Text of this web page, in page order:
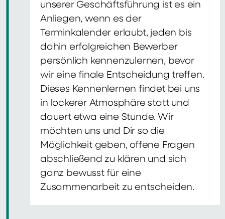
unserer Geschäftsführung ist es ein
Anliegen, wenn es der
Terminkalender erlaubt, jeden bis
dahin erfolgreichen Bewerber
persönlich kennenzulernen, bevor
wir eine finale Entscheidung treffen.
Dieses Kennenlernen findet bei uns
in lockerer Atmosphäre statt und
dauert etwa eine Stunde. Wir
möchten uns und Dir so die
Möglichkeit geben, offene Fragen
abschließend zu klären und sich
ganz bewusst für eine
Zusammenarbeit zu entscheiden.